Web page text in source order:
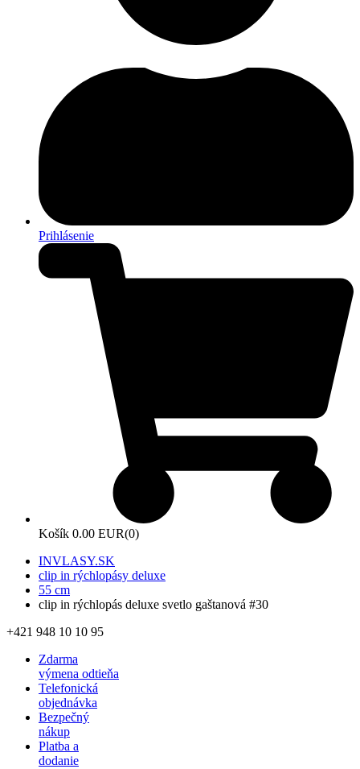
Prihlásenie
Košík 0.00 EUR(0)
INVLASY.SK
clip in rýchlopásy deluxe
55 cm
clip in rýchlopás deluxe svetlo gaštanová #30
+421 948 10 10 95
Zdarma
výmena odtieňa
Telefonická
objednávka
Bezpečný
nákup
Platba a
dodanie